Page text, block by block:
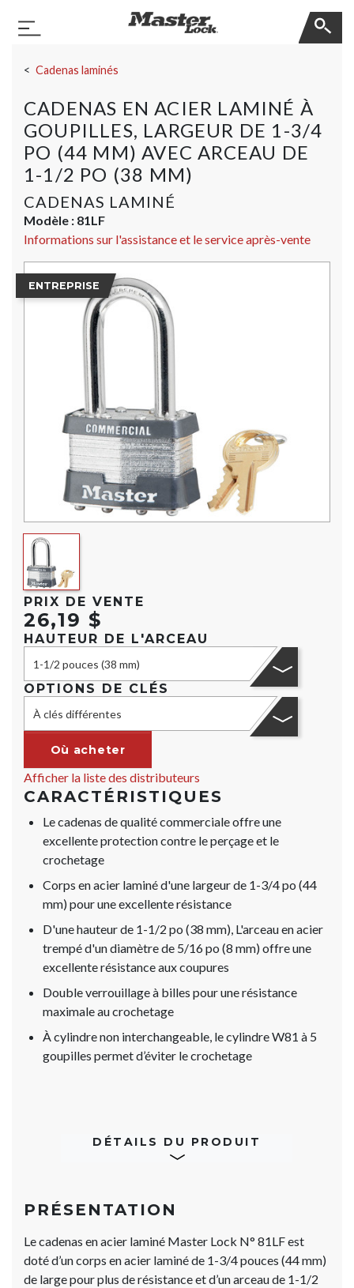
Basculer la navigation
Cadenas laminés
CADENAS EN ACIER LAMINÉ À
GOUPILLES, LARGEUR DE 1-3/4
PO (44 MM) AVEC ARCEAU DE
1-1/2 PO (38 MM)
CADENAS LAMINÉ
Modèle : 81LF
Informations sur l'assistance et le service après-vente
ENTREPRISE
PRIX DE VENTE
26,19 $
HAUTEUR DE L'ARCEAU
1-1/2 pouces (38 mm)
OPTIONS DE CLÉS
À clés différentes
Où acheter
Afficher la liste des distributeurs
CARACTÉRISTIQUES
Le cadenas de qualité commerciale offre une
excellente protection contre le perçage et le
crochetage
Corps en acier laminé d'une largeur de 1-3/4 po (44
mm) pour une excellente résistance
D'une hauteur de 1-1/2 po (38 mm), L'arceau en acier
trempé d'un diamètre de 5/16 po (8 mm) offre une
excellente résistance aux coupures
Double verrouillage à billes pour une résistance
maximale au crochetage
À cylindre non interchangeable, le cylindre W81 à 5
goupilles permet d’éviter le crochetage
DÉTAILS DU PRODUIT
PRÉSENTATION
Le cadenas en acier laminé Master Lock N° 81LF est
doté d’un corps en acier laminé de 1-3/4 pouces (44 mm)
de large pour plus de résistance et d’un arceau de 1-1/2